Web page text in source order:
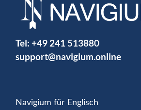
Tel: +49 241 513880
support@navigium.online
Navigium für Englisch